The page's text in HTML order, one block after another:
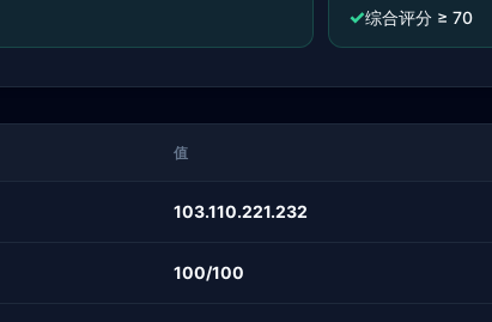
✓综合评分 ≥ 70
值
103.110.221.232
100/100